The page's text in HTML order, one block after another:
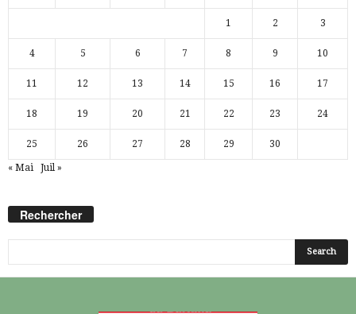
1 2 3
4 5 6 7 8 9 10
11 12 13 14 15 16 17
18 19 20 21 22 23 24
25 26 27 28 29 30
« Mai Juil »
Rechercher